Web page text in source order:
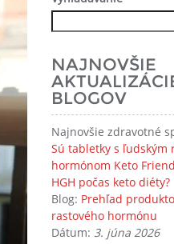
NAJNOVŠIE
BLOGOV
Najnovšie zdravotné
Sú tabletky s ľudským
hormónom Keto
HGH počas keto diéty?
Blog: Prehľad
rastového hormónu
Dátum: 3. júna 2026